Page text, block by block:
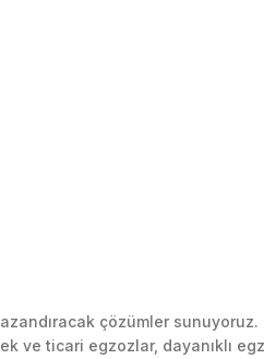
çözümler
ve ticari egzozlar, dayanıklı